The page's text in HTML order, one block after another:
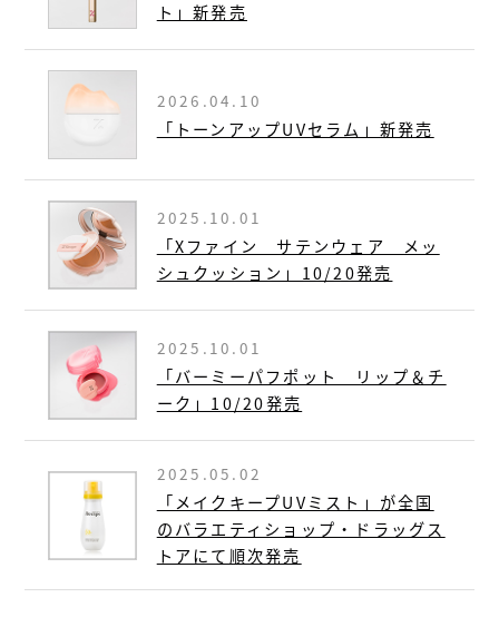
ト」新発売
2026.04.10
「トーンアップUVセラム」新発売
2025.10.01
「Xファイン サテンウェア メッ
シュクッション」10/20発売
2025.10.01
「バーミーパフポット リップ＆チ
ーク」10/20発売
2025.05.02
「メイクキープUVミスト」が全国
のバラエティショップ・ドラッグス
トアにて順次発売